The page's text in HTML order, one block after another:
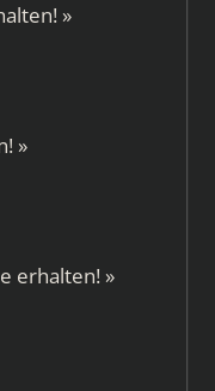
»
»
erhalten! »